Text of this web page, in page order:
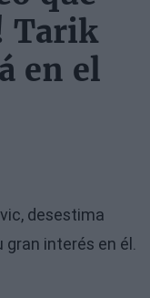
Tarik
en el
desestima
gran interés en él.